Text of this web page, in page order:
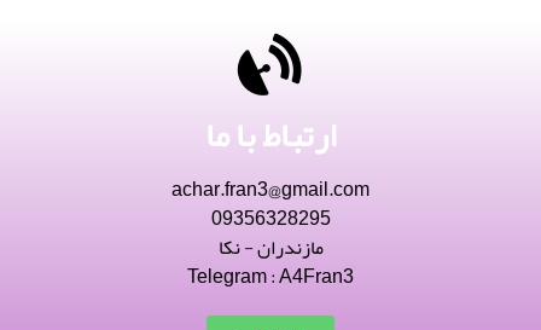
ارتباط با ما
achar.fran3@gmail.com
09356328295
مازندران - نکا
Telegram : A4Fran3